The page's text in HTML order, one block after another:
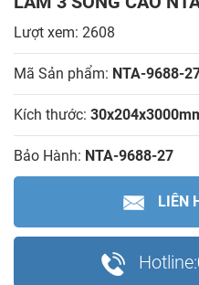
Lượt xem: 2608
Mã Sản phẩm: NTA-9688-
Kích thước:
Bảo Hành: NTA-9688-27
LIÊN
Hotline: